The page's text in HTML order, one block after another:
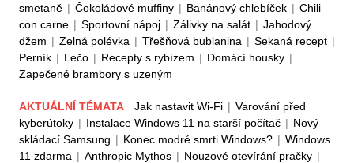
smetaně | Čokoládové muffiny | Banánový chlebíček | Chili
con carne | Sportovní nápoj | Zálivky na salát | Jahodový
džem | Zelná polévka | Třešňová bublanina | Sekaná recept |
Perník | Lečo | Recepty s rybízem | Domácí housky |
Zapečené brambory s uzeným
AKTUÁLNÍ TÉMATA Jak nastavit Wi-Fi | Varování před
kyberútoky | Instalace Windows 11 na starší počítač | Nový
skládací Samsung | Konec modré smrti Windows? | Windows
11 zdarma | Anthropic Mythos | Nouzové otevírání pračky |